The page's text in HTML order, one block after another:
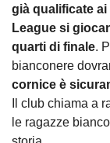
già qualificate
League si
quarti di finale.
bianconere
cornice è
Il club chiama a
le ragazze